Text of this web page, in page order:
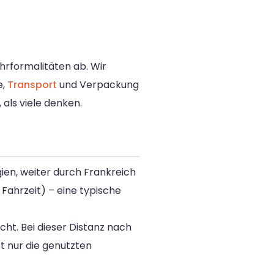
ab. Wir
Transport und Verpackung
viele denken.
weiter durch Frankreich
Fahrzeit) – eine typische
Bei dieser Distanz nach
nur die genutzten